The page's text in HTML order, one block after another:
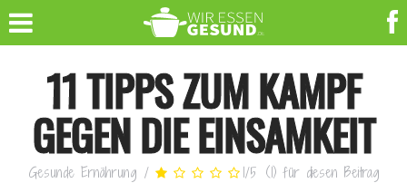
11 TIPPS ZUM KAMPF
GEGEN DIE EINSAMKEIT
Gesunde Ernährung / 1/5 (1) für diesen Beitrag